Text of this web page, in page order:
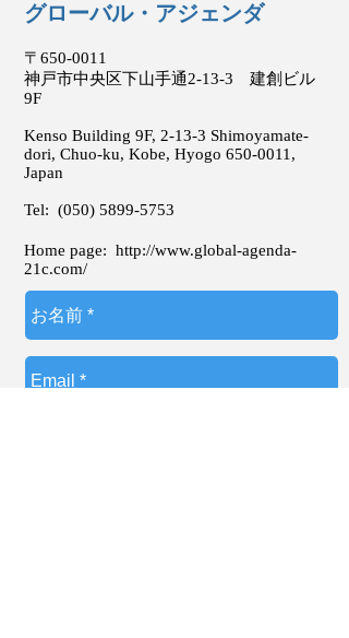
グローバル・アジェンダ
〒650-0011
神戸市中央区下山手通2-13-3 建創ビル
9F
Kenso Building 9F, 2-13-3 Shimoyamate-
dori, Chuo-ku, Kobe, Hyogo 650-0011 ,
Japan
Tel: (050) 5899-5753
Home page: http://www.global-agenda-
21c.com/